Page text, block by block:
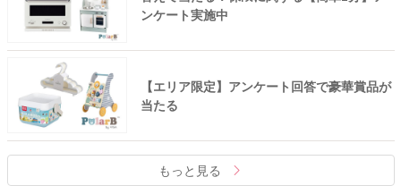
ンケート実施中
【エリア限定】アンケート回答で豪華賞品が
当たる
もっと見る